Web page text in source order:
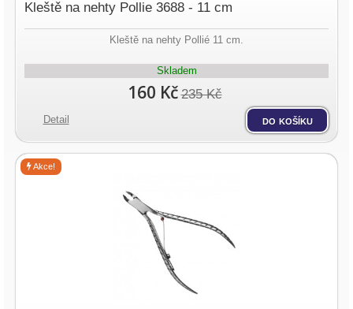
Kleště na nehty Pollie 3688 - 11 cm
Kleště na nehty Pollié 11 cm.
Skladem
160 Kč 235 Kč
Detail do košíku
Akce!